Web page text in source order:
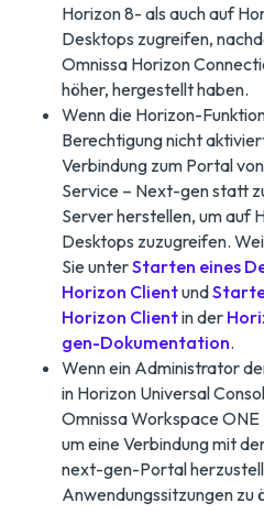
Horizon 8- als auch auf
Desktops zugreifen,
Omnissa Horizon
höher, hergestellt haben.
Wenn die Horizon-
Berechtigung nicht
Verbindung zum Portal
Service – Next-gen statt
Server herstellen, um auf
Desktops zuzugreifen.
Sie unterStarten eines
Horizon Clientund
Horizon Clientin der
gen-Dokumentation.
Wenn ein Administrator
in Horizon Universal
Omnissa Workspace
um eine Verbindung mit
next-gen-Portal
Anwendungssitzungen zu